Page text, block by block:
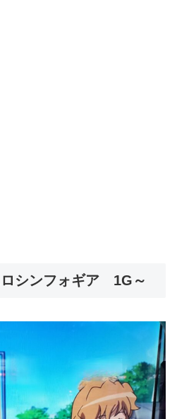
ロシンフォギア 1G～